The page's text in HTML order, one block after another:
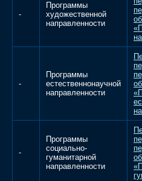
-
Программы
художественной
направленности
-
Программы
естественнонаучной
направленности
-
Программы
социально-
гуманитарной
направленности